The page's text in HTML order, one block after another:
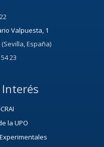
Valpuesta, 1
España)
23
Interés
la UPO